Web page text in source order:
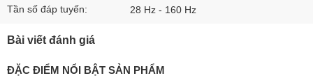
Tần số đáp tuyến: 28 Hz - 160 Hz
Bài viết đánh giá
ĐẶC ĐIỂM NỔI BẬT SẢN PHẨM